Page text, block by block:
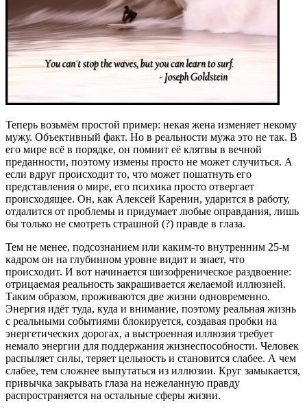
Теперь возьмём простой пример: некая жена изменяет некому
мужу. Объективный факт. Но в реальности мужа это не так. В
его мире всё в порядке, он помнит её клятвы в вечной
преданности, поэтому измены просто не может случиться. А
если вдруг происходит то, что может пошатнуть его
представления о мире, его психика просто отвергает
происходящее. Он, как Алексей Каренин, ударится в работу,
отдалится от проблемы и придумает любые оправдания, лишь
бы только не смотреть страшной (?) правде в глаза.
Тем не менее, подсознанием или каким-то внутренним 25-м
кадром он на глубинном уровне видит и знает, что
происходит. И вот начинается шизофреническое раздвоение:
отрицаемая реальность закрашивается желаемой иллюзией.
Таким образом, проживаются две жизни одновременно.
Энергия идёт туда, куда и внимание, поэтому реальная жизнь
с реальными событиями блокируется, создавая пробки на
энергетических дорогах, а выстроенная иллюзия требует
немало энергии для поддержания жизнеспособности. Человек
распыляет силы, теряет цельность и становится слабее. А чем
слабее, тем сложнее выпутаться из иллюзии. Круг замыкается,
привычка закрывать глаза на нежеланную правду
распространяется на остальные сферы жизни.